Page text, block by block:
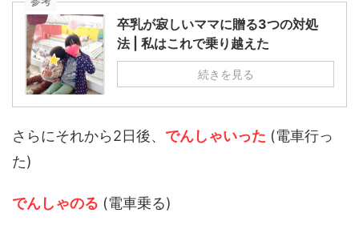
卒乳が寂しいママに贈る3つの対処
法 | 私はこれで乗り越えた
続きを見る
さらにそれから2日後、 でんしゃいった (電車行っ
た)
でんしゃのる (電車乗る)